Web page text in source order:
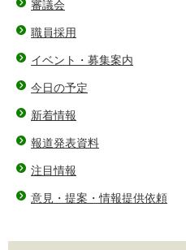
審議会
職員採用
イベント・募集案内
今日の予定
新着情報
報道発表資料
注目情報
意見・提案・情報提供依頼